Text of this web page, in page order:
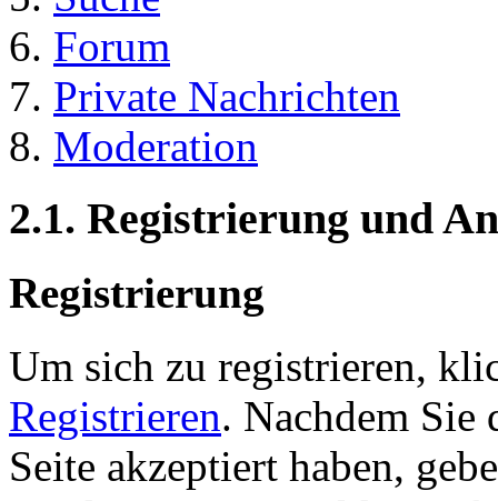
Forum
Private Nachrichten
Moderation
2.1. Registrierung und
Registrierung
Um sich zu registrieren,
Registrieren. Nachdem Sie
Seite akzeptiert haben,